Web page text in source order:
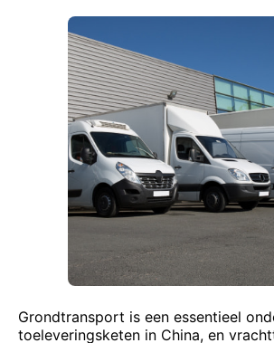
Grondtransport is een essentieel
toeleveringsketen in China, en